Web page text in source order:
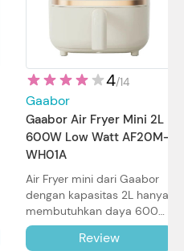
4/14
Gaabor
Gaabor Air Fryer Mini 2L
600W Low Watt AF20M-
WH01A
Air Fryer mini dari Gaabor
dengan kapasitas 2L hanya
membutuhkan daya 600W
dalam pemakaian. Simak
review selengkapnya di sini.
Review